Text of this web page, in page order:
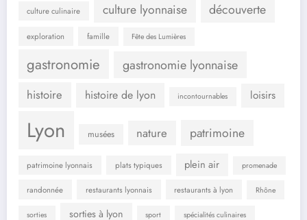
culture culinaire culture lyonnaise découverte
exploration famille Fête des Lumières
gastronomie gastronomie lyonnaise
histoire histoire de lyon incontournables loisirs
Lyon musées nature patrimoine
patrimoine lyonnais plats typiques plein air promenade
randonnée restaurants lyonnais restaurants à lyon Rhône
sorties sorties à lyon sport spécialités culinaires